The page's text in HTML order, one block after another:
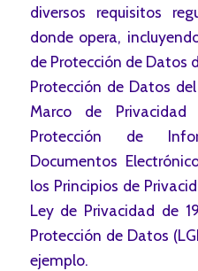
diversos requisitos
donde opera,
de Protección de Datos
Protección de Datos
Marco de
Protección de
Documentos
los Principios de
Ley de Privacidad de
Protección de Datos
ejemplo.